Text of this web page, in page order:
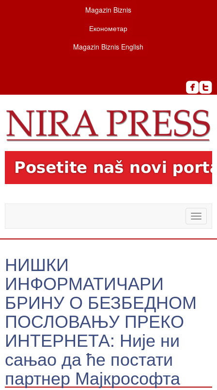
Magazin Biznis
Економетар
Magazin Biznis English
Toggle
НИШКИ
ИНФОРМАТИЧАРИ
БРИНУ О БЕЗБЕДНОМ
ПОСЛОВАЊУ ПРЕКО
ИНТЕРНЕТА: Није ни
сањао да ће постати
партнер Мајкрософта